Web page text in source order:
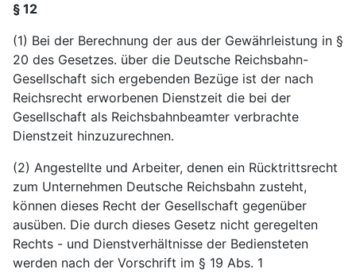
§ 12
(1) Bei der Berechnung der aus der Gewährleistung in §
20 des Gesetzes. über die Deutsche Reichsbahn-
Gesellschaft sich ergebenden Bezüge ist der nach
Reichsrecht erworbenen Dienstzeit die bei der
Gesellschaft als Reichsbahnbeamter verbrachte
Dienstzeit hinzuzurechnen.
(2) Angestellte und Arbeiter, denen ein Rücktrittsrecht
zum Unternehmen Deutsche Reichsbahn zusteht,
können dieses Recht der Gesellschaft gegenüber
ausüben. Die durch dieses Gesetz nicht geregelten
Rechts - und Dienstverhältnisse der Bediensteten
werden nach der Vorschrift im § 19 Abs. 1